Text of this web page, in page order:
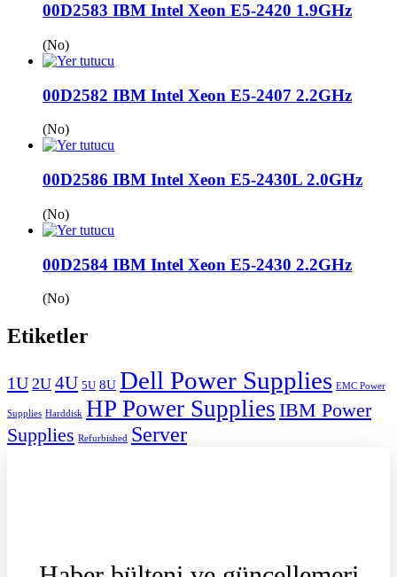
00D2583 IBM Intel Xeon E5-2420 1.9GHz
(No)
00D2582 IBM Intel Xeon E5-2407 2.2GHz
(No)
00D2586 IBM Intel Xeon E5-2430L 2.0GHz
(No)
00D2584 IBM Intel Xeon E5-2430 2.2GHz
(No)
Etiketler
1U 2U 4U 5U 8U Dell Power Supplies EMC Power
Supplies Harddisk HP Power Supplies IBM Power
Supplies Refurbished Server